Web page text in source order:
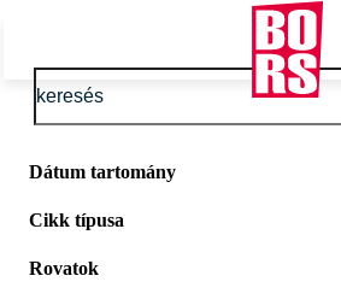
Dátum tartomány
Cikk típusa
Rovatok